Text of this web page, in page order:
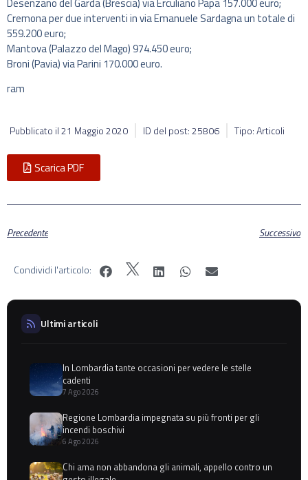
Cremona per due interventi in via Emanuele Sardagna un totale di
559.200 euro;
Mantova (Palazzo del Mago) 974.450 euro;
Broni (Pavia) via Parini 170.000 euro.
ram
Pubblicato il21 Maggio 2020 ID del post: 25806 Tipo: Articoli
Scarica PDF
Precedente Successivo
Condividi l'articolo:
Ultimi articoli
In Lombardia tante occasioni per vedere le stelle
cadenti
7 Ago 2026
Regione Lombardia impegnata su più fronti per gli
incendi boschivi
6 Ago 2026
Chi ama non abbandona gli animali, appello contro un